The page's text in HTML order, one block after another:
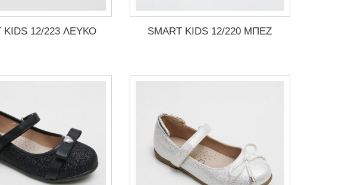
KIDS 12/223 ΛΕΥΚΟ SMART KIDS 12/220 ΜΠΕΖ